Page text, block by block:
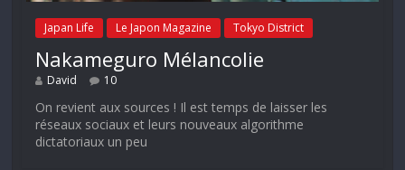
Japan Life Le Japon Magazine Tokyo District
Nakameguro Mélancolie
David 10
On revient aux sources ! Il est temps de laisser les
réseaux sociaux et leurs nouveaux algorithme
dictatoriaux un peu